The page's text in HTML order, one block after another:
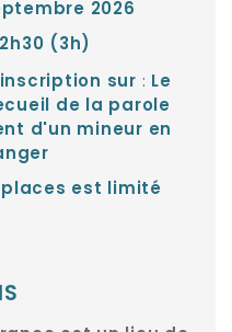
2026
(3h)
sur : Le
de la parole
d'un mineur en
places est limité